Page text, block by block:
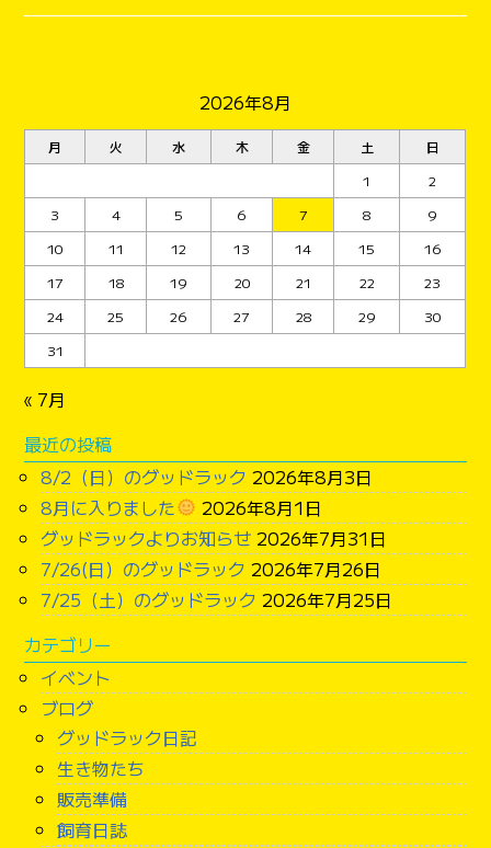
2026年8月
月 火 水 木 金 土
日
1
2
3
4 5 6 7 8
9
10
11 12 13 14 15
16
17
18 19 20 21 22
23
24
25 26 27 28 29
30
31
« 7月
最近の投稿
8/2（日）のグッドラック 2026年8月3日
8月に入りました
2026年8月1日
グッドラックよりお知らせ 2026年7月31日
7/26(日）のグッドラック 2026年7月26日
7/25（土）のグッドラック 2026年7月25日
カテゴリー
イベント
ブログ
グッドラック日記
生き物たち
販売準備
飼育日誌